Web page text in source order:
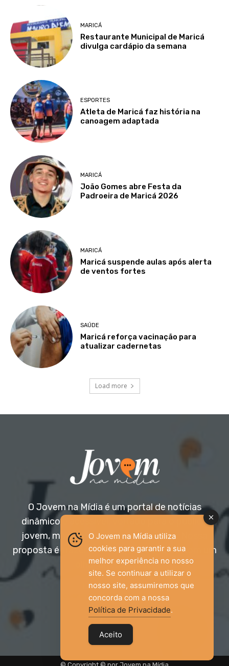
MARICÁ
Restaurante Municipal de Maricá
divulga cardápio da semana
ESPORTES
Atleta de Maricá faz história na
canoagem adaptada
MARICÁ
João Gomes abre Festa da
Padroeira de Maricá 2026
MARICÁ
Maricá suspende aulas após alerta
de ventos fortes
SAÚDE
Maricá reforça vacinação para
atualizar cadernetas
Load more
O Jovem na Mídia é um portal de notícias
dinâmico e acessível, voltado para o público
jovem, mas aberto a todas as idades. Nossa
proposta é trazer informação relevante com um
olhar diferenciado.
Entre em contato:
jovemnamidia2017@gmail.com
O Jovem na Mídia utiliza
cookies para garantir a sua
melhor experiência no nosso
site. Se continuar a utilizar o
nosso site, assumiremos que
concorda com a nossa
Política de Privacidade.
Aceito